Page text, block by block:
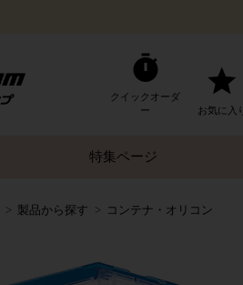
クイックオーダ
ー
お気に入り
特集ページ
製品から探す コンテナ・オリコン